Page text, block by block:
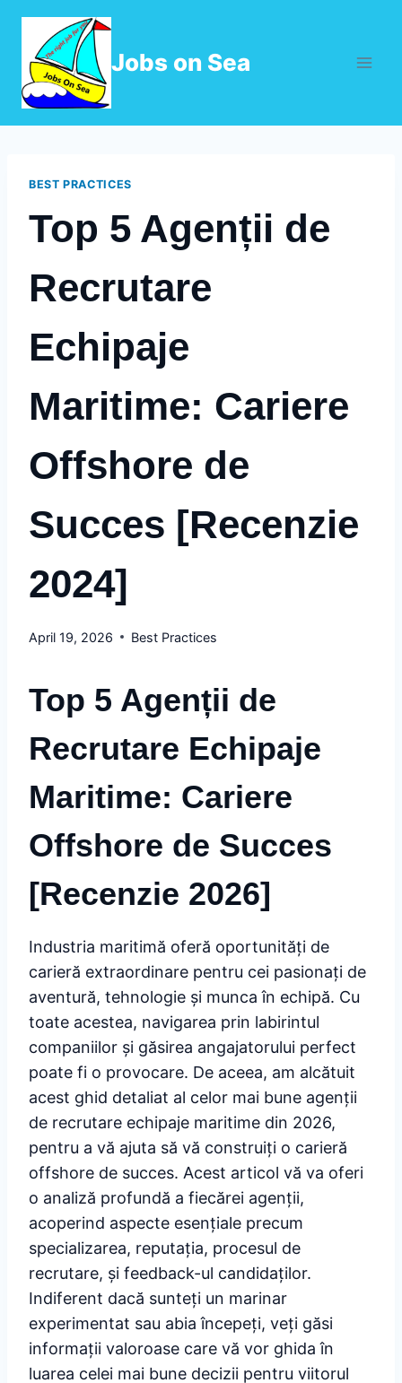
content
Jobs on Sea
BEST PRACTICES
Top 5 Agenții de
Recrutare
Echipaje
Maritime: Cariere
Offshore de
Succes [Recenzie
2024]
April 19, 2026 Best Practices
Top 5 Agenții de
Recrutare Echipaje
Maritime: Cariere
Offshore de Succes
[Recenzie 2026]
Industria maritimă oferă oportunități de
carieră extraordinare pentru cei pasionați de
aventură, tehnologie și munca în echipă. Cu
toate acestea, navigarea prin labirintul
companiilor și găsirea angajatorului perfect
poate fi o provocare. De aceea, am alcătuit
acest ghid detaliat al celor mai bune agenții
de recrutare echipaje maritime din 2026,
pentru a vă ajuta să vă construiți o carieră
offshore de succes. Acest articol vă va oferi
o analiză profundă a fiecărei agenții,
acoperind aspecte esențiale precum
specializarea, reputația, procesul de
recrutare, și feedback-ul candidaților.
Indiferent dacă sunteți un marinar
experimentat sau abia începeți, veți găsi
informații valoroase care vă vor ghida în
luarea celei mai bune decizii pentru viitorul